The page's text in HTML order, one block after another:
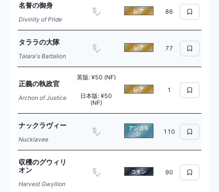
名誉の御身
Divinity of Pride
レア 86
タララの大隊
Talara's Battalion
レア 77
正義の執政官
Archon of Justice
英版: ¥50 (NF)
日本版: ¥50
(NF)
レア 1
ナックラヴィー
Nucklavee
アンコモ
ン
110
収穫のグウィリ
オン
Harvest Gwyllion
コモン 90